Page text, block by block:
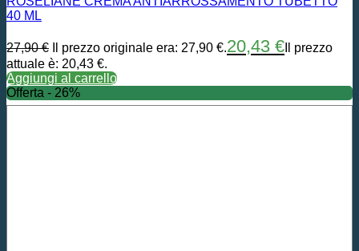
40 ML
27,90€ Il prezzo originale era: 27,90 €.20,43 € Il prezzo
attuale è: 20,43 €.
Aggiungi al carrello
Offerta - 26%